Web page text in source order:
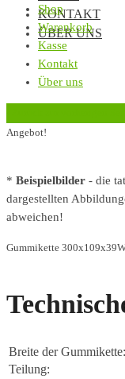
KONTAKT
ÜBER UNS
Shop
Warenkorb
Kasse
Kontakt
Über uns
Angebot!
* Beispielbilder - die
dargestellten
abweichen!
Gummikette
Breite der Gummikette:
Teilung: